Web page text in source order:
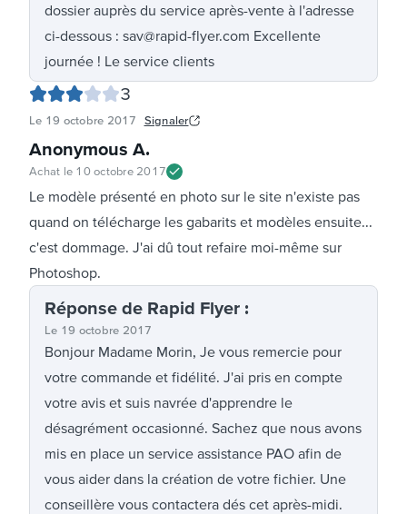
dossier auprès du service après-vente à l'adresse
ci-dessous : sav@rapid-flyer.com Excellente
journée ! Le service clients
3
Le 19 octobre 2017 Signaler
Anonymous A.
Achat le 10 octobre 2017
Le modèle présenté en photo sur le site n'existe pas
quand on télécharge les gabarits et modèles ensuite...
c'est dommage. J'ai dû tout refaire moi-même sur
Photoshop.
Réponse de Rapid Flyer :
Le 19 octobre 2017
Bonjour Madame Morin, Je vous remercie pour
votre commande et fidélité. J'ai pris en compte
votre avis et suis navrée d'apprendre le
désagrément occasionné. Sachez que nous avons
mis en place un service assistance PAO afin de
vous aider dans la création de votre fichier. Une
conseillère vous contactera dés cet après-midi.